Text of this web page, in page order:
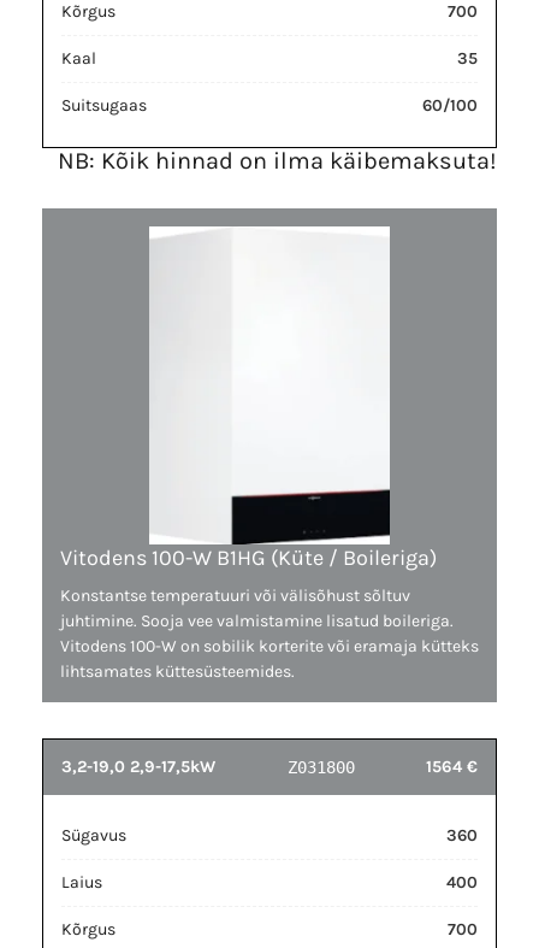
Kõrgus 700
Kaal 35
Suitsugaas 60/100
NB: Kõik hinnad on ilma käibemaksuta!
Vitodens 100-W B1HG (Küte / Boileriga)
Konstantse temperatuuri või välisõhust sõltuv
juhtimine. Sooja vee valmistamine lisatud boileriga.
Vitodens 100-W on sobilik korterite või eramaja kütteks
lihtsamates küttesüsteemides.
3,2-19,0 2,9-17,5kW Z031800 1564 €
Sügavus 360
Laius 400
Kõrgus 700